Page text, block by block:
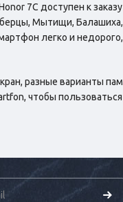
7C доступен к заказу
Мытищи,
легко и
разные варианты
чтобы